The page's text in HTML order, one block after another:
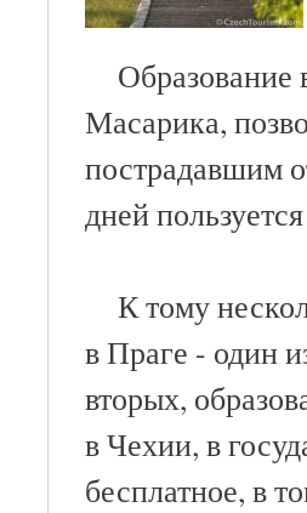
Образование
Масарика,
пострадавшим
дней
К тому
в Праге - один
вторых,
в Чехии, в
бесплатное, в